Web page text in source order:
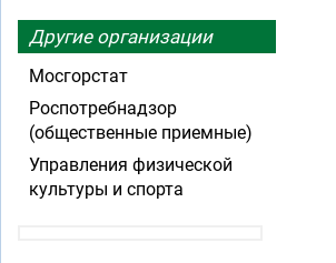
Другие организации
Мосгорстат
Роспотребнадзор
(общественные приемные)
Управления физической
культуры и спорта